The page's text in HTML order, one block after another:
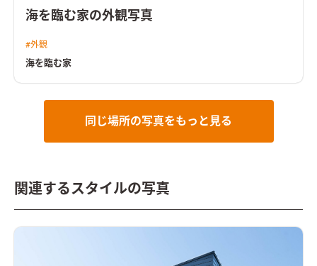
海を臨む家の外観写真
#外観
海を臨む家
同じ場所の写真をもっと見る
関連するスタイルの写真